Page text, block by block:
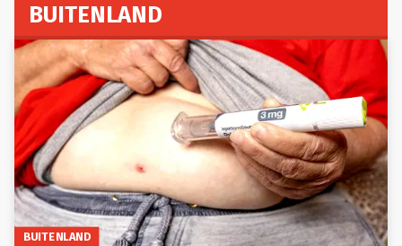
BUITENLAND
BUITENLAND